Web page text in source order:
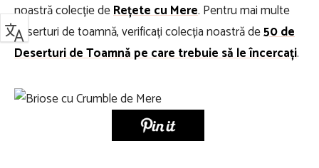
noastră colecție deRețete cu Mere. Pentru mai multe
deserturi de toamnă, verificați colecția noastră de50 de
Deserturi de Toamnă pe care trebuie să le încercați.